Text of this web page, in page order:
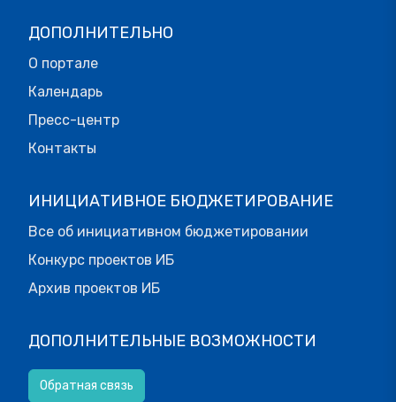
ДОПОЛНИТЕЛЬНО
О портале
Календарь
Пресс-центр
Контакты
ИНИЦИАТИВНОЕ БЮДЖЕТИРОВАНИЕ
Все об инициативном бюджетировании
Конкурс проектов ИБ
Архив проектов ИБ
ДОПОЛНИТЕЛЬНЫЕ ВОЗМОЖНОСТИ
Обратная связь